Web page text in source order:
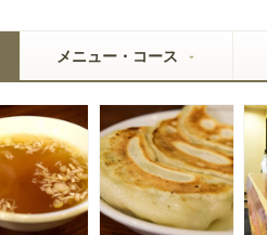
メニュー・コース